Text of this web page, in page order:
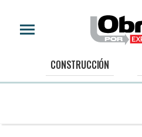
CONSTRUCCIÓN